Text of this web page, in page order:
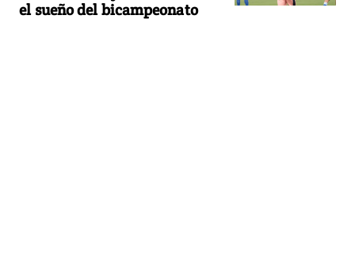
el sueño del bicampeonato